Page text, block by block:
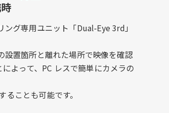
グ専用ユニット「Dual-Eye 3rd」
置箇所と離れた場所で映像を確認
よって、PC レスで簡単にカメラの
ことも可能です。